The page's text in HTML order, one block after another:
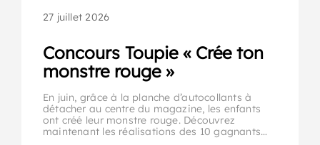
27 juillet 2026
Concours Toupie « Crée ton
monstre rouge »
En juin, grâce à la planche d’autocollants à
détacher au centre du magazine, les enfants
ont créé leur monstre rouge. Découvrez
maintenant les réalisations des 10 gagnants…